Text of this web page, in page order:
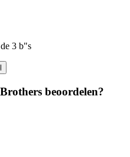
3 b"s
beoordelen?